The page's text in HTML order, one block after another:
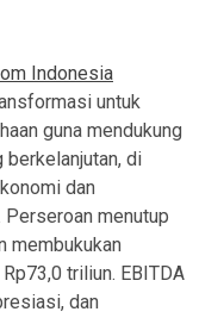
Indonesia
untuk
guna mendukung
berkelanjutan, di
dan
menutup
membukukan
triliun. EBITDA
dan